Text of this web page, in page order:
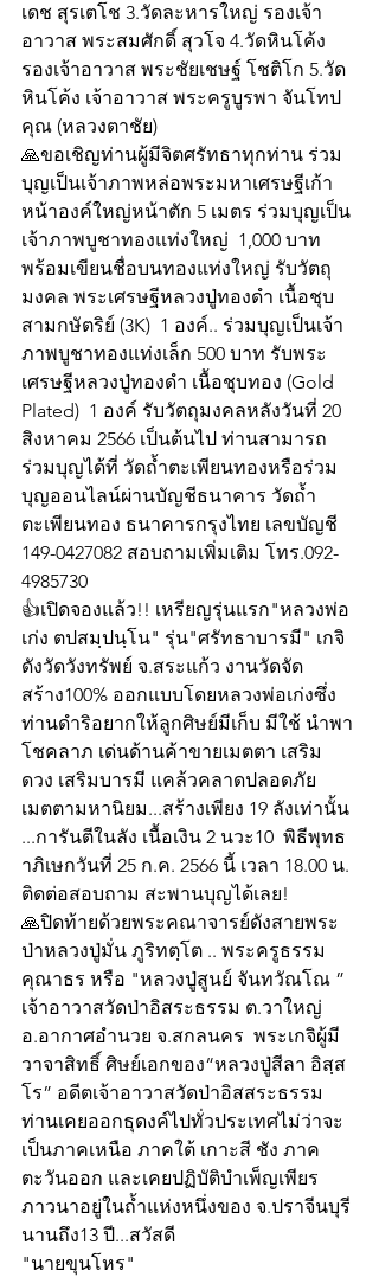
เดช สุรเตโช 3.วัดละหารใหญ่ รองเจ้า
อาวาส พระสมศักดิ์ สุวโจ 4.วัดหินโค้ง
รองเจ้าอาวาส พระชัยเชษฐ์ โชติโก 5.วัด
หินโค้ง เจ้าอาวาส พระครูบูรพา จันโทป
คุณ (หลวงตาชัย)
🙏ขอเชิญท่านผู้มีจิตศรัทธาทุกท่าน ร่วม
บุญเป็นเจ้าภาพหล่อพระมหาเศรษฐีเก้า
หน้าองค์ใหญ่หน้าตัก 5 เมตร ร่วมบุญเป็น
เจ้าภาพบูชาทองแท่งใหญ่  1,000 บาท
พร้อมเขียนชื่อบนทองแท่งใหญ่ รับวัตถุ
มงคล พระเศรษฐีหลวงปู่ทองดำ เนื้อชุบ
สามกษัตริย์ (3K)  1 องค์.. ร่วมบุญเป็นเจ้า
ภาพบูชาทองแท่งเล็ก 500 บาท รับพระ
เศรษฐีหลวงปู่ทองดำ เนื้อชุบทอง (Gold
Plated)  1 องค์ รับวัตถุมงคลหลังวันที่ 20
สิงหาคม 2566 เป็นต้นไป ท่านสามารถ
ร่วมบุญได้ที่ วัดถ้ำตะเพียนทองหรือร่วม
บุญออนไลน์ผ่านบัญชีธนาคาร วัดถ้ำ
ตะเพียนทอง ธนาคารกรุงไทย เลขบัญชี
149-0427082 สอบถามเพิ่มเติม โทร.092-
4985730
👍เปิดจองแล้ว!! เหรียญรุ่นแรก"หลวงพ่อ
เก่ง ตปสมฺปนฺโน" รุ่น"ศรัทธาบารมี" เกจิ
ดังวัดวังทรัพย์ จ.สระแก้ว งานวัดจัด
สร้าง100% ออกแบบโดยหลวงพ่อเก่งซึ่ง
ท่านดำริอยากให้ลูกศิษย์มีเก็บ มีใช้ นำพา
โชคลาภ เด่นด้านค้าขายเมตตา เสริม
ดวง เสริมบารมี แคล้วคลาดปลอดภัย
เมตตามหานิยม...สร้างเพียง 19 ลังเท่านั้น
...การันตีในลัง เนื้อเงิน 2 นวะ10  พิธีพุทธ
าภิเษกวันที่ 25 ก.ค. 2566 นี้ เวลา 18.00 น.
ติดต่อสอบถาม สะพานบุญได้เลย!
🙏ปิดท้ายด้วยพระคณาจารย์ดังสายพระ
ป่าหลวงปู่มั่น ภูริทตฺโต .. พระครูธรรม
คุณาธร หรือ "หลวงปู่สูนย์ จันทวัณโณ ”
เจ้าอาวาสวัดป่าอิสระธรรม ต.วาใหญ่
อ.อากาศอำนวย จ.สกลนคร  พระเกจิผู้มี
วาจาสิทธิ์ ศิษย์เอกของ“หลวงปู่สีลา อิสฺส
โร” อดีตเจ้าอาวาสวัดป่าอิสสระธรรม
ท่านเคยออกธุดงค์ไปทั่วประเทศไม่ว่าจะ
เป็นภาคเหนือ ภาคใต้ เกาะสี ชัง ภาค
ตะวันออก และเคยปฏิบัติบำเพ็ญเพียร
ภาวนาอยู่ในถ้ำแห่งหนึ่งของ จ.ปราจีนบุรี
นานถึง13 ปี...สวัสดี
"นายขุนโหร"